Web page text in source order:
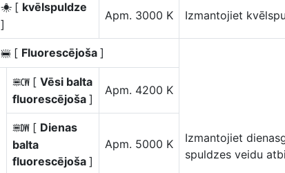
J [ kvēlspuldze
]
Apm. 3000 K Izmantojiet
I [ Fluorescējoša ]
Izmantojiet
spuldzes veidu
m [ Vēsi balta
fluorescējoša ]
Apm. 4200 K
n [ Dienas
balta
fluorescējoša ]
Apm. 5000 K